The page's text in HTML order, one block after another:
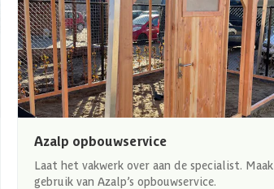
Azalp opbouwservice
Laat het vakwerk over aan de specialist. Maak
gebruik van Azalp’s opbouwservice.